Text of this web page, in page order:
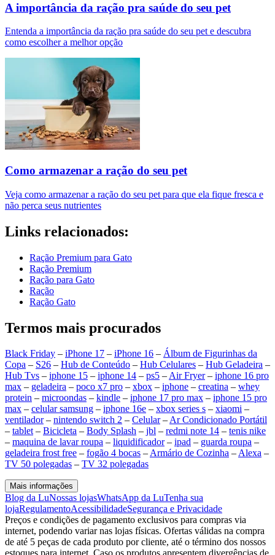
A importância da ração pra saúde do seu pet
Entenda a importância da ração pra saúde do seu pet e descubra
como escolher a melhor opção
Como armazenar a ração do seu pet
Veja como armazenar a ração do seu pet para que ela fique fresca e
não perca seus nutrientes
Links relacionados:
Ração Premium para Gato
Ração Premium
Ração para Gato
Ração
Ração Gato
Termos mais procurados
Black Friday – iPhone 17 – iPhone 16 – Álbum de Figurinhas da
Copa – S26 – Hub de Conteúdo – Hub Celulares – Hub Geladeira –
Hub Tvs – iphone 15 – iphone 14 – ps5 –Air Fryer– iphone 16 pro
max – geladeira – poco x7 pro – xbox – iphone – creatina – whey
protein – microondas – kindle – iphone 17 pro max – iphone 15 pro
max – celular samsung – iphone 16e – xbox series s – xiaomi –
ventilador– nintendo switch 2 – Celular–Ar Condicionado Portátil
– tablet– Bicicleta – Body Splash – jbl – redmi note 14 – tenis nike
– maquina de lavar roupa – liquidificador– ipad – guarda roupa –
geladeira frost free – fogão 4 bocas –Armário de Cozinha –Alexa –
TV 50 polegadas – TV 32 polegadas
Mais informações
Blog da LuNossas lojasWhatsApp da LuTenha sua
lojaRegulamentoAcessibilidadeSegurança e Privacidade
Preços e condições de pagamento exclusivos para compras via
internet, podendo variar nas lojas físicas. Ofertas válidas na compra
de até 5 peças de cada produto por cliente, até o término dos nossos